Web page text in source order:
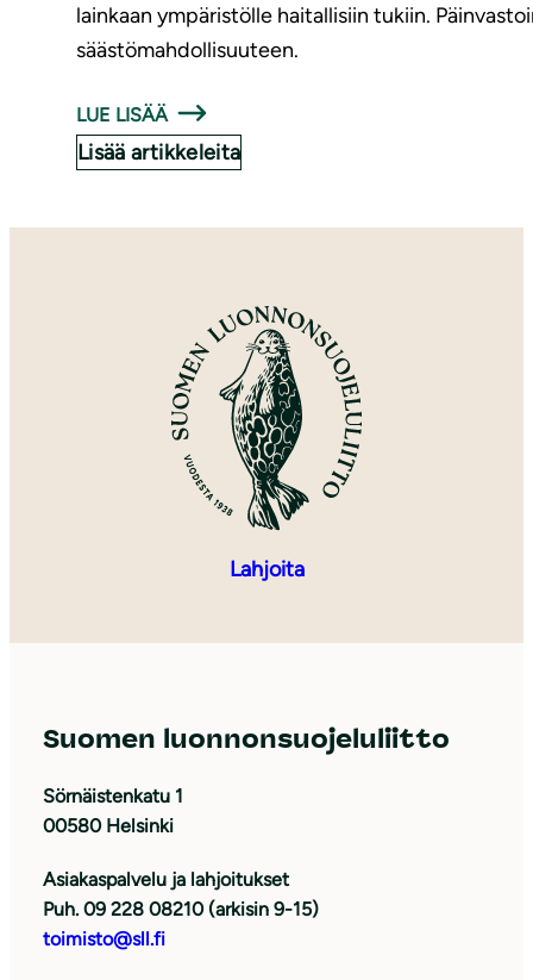
lainkaan ympäristölle haitallisiin tukiin.
säästömahdollisuuteen.
LUE LISÄÄ
Lisää artikkeleita
Lahjoita
Suomen luonnonsuojeluliitto
Sörnäistenkatu 1
00580 Helsinki
Asiakaspalvelu ja lahjoitukset
Puh. 09 228 08210 (arkisin 9-15)
toimisto@sll.fi